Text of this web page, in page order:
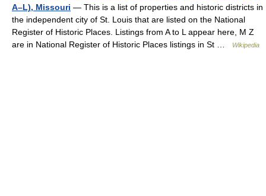
A–L), Missouri — This is a list of properties and historic districts in
the independent city of St. Louis that are listed on the National
Register of Historic Places. Listings from A to L appear here, M Z
are in National Register of Historic Places listings in St …
Wikipedia